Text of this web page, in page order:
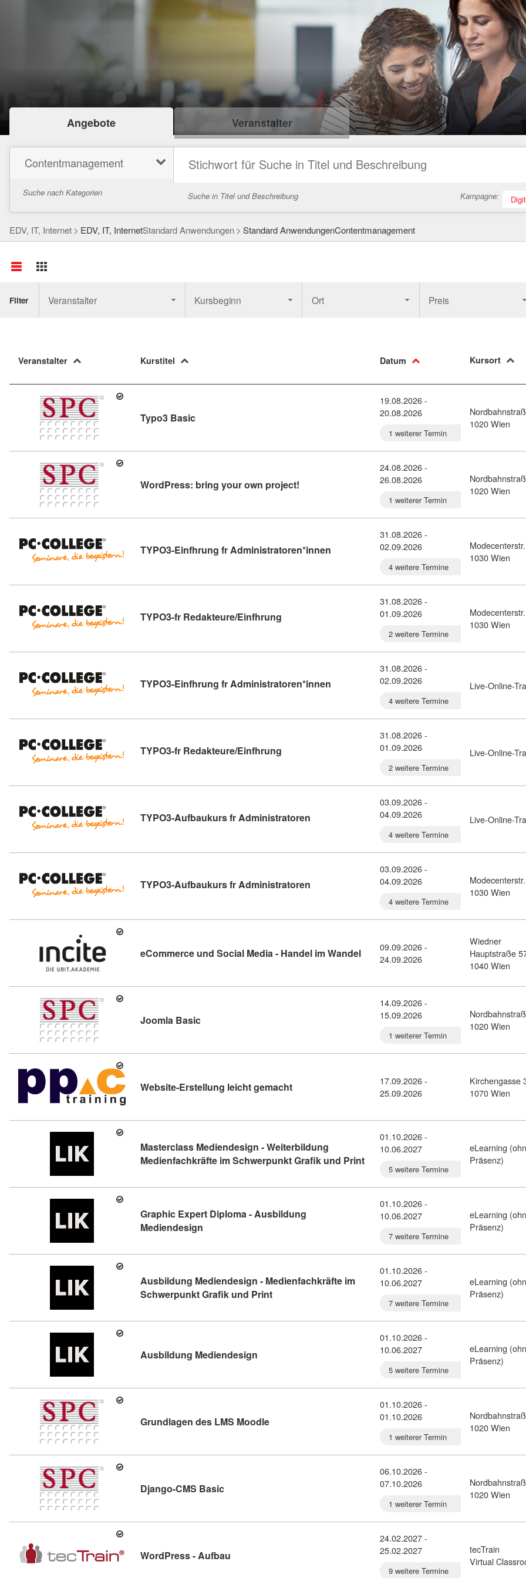
Angebote Veranstalter
Contentmanagement
Suche nach Kategorien Suche in Titel und Beschreibung Kampagne:
EDV, IT, Internet EDV, IT, InternetStandard Anwendungen Standard AnwendungenContentmanagement
Filter Veranstalter Kursbeginn Ort Preis
Veranstalter Kurstitel Datum Kursort
Typo3 BasicKursdetail: Typo3 Basic (10931197)
19.08.2026 -
20.08.2026
1 weiterer Termin
1020 Wien
WordPress: bring your own project! Kursdetail: WordPress: bring your own project!
24.08.2026 -
26.08.2026
1 weiterer Termin
1020 Wien
TYPO3-Einfhrung fr Administratoren*innen Kursdetail: TYPO3-Einfhrung fr
31.08.2026 -
02.09.2026
4 weitere Termine
1030 Wien
TYPO3-fr Redakteure/Einfhrung Kursdetail: TYPO3-fr Redakteure/Einfhrung (10376463)
31.08.2026 -
01.09.2026
2 weitere Termine
1030 Wien
TYPO3-Einfhrung fr Administratoren*innen Kursdetail: TYPO3-Einfhrung fr
31.08.2026 -
02.09.2026
4 weitere Termine
Live-Online-
TYPO3-fr Redakteure/Einfhrung Kursdetail: TYPO3-fr Redakteure/Einfhrung (10376398)
31.08.2026 -
01.09.2026
2 weitere Termine
Live-Online-
TYPO3-Aufbaukurs fr Administratoren Kursdetail: TYPO3-Aufbaukurs fr Administratoren
03.09.2026 -
04.09.2026
4 weitere Termine
Live-Online-
TYPO3-Aufbaukurs fr Administratoren Kursdetail: TYPO3-Aufbaukurs fr Administratoren
03.09.2026 -
04.09.2026
4 weitere Termine
1030 Wien
eCommerce und Social Media - Handel im WandelKursdetail: eCommerce und Social
09.09.2026 -
24.09.2026
Wiedner
Hauptstraße
1040 Wien
Joomla BasicKursdetail: Joomla Basic (10931196)
14.09.2026 -
15.09.2026
1 weiterer Termin
1020 Wien
Website-Erstellung leicht gemachtKursdetail: Website-Erstellung leicht gemacht (6026397)
17.09.2026 -
25.09.2026
Kirchengasse
1070 Wien
Masterclass Mediendesign - Weiterbildung
Medienfachkräfte im Schwerpunkt Grafik und PrintKursdetail: Masterclass Mediendesign
01.10.2026 -
10.06.2027
5 weitere Termine
eLearning
Präsenz)
Graphic Expert Diploma - Ausbildung
Mediendesign Kursdetail: Graphic Expert Diploma - Ausbildung Mediendesign (10444936)
01.10.2026 -
10.06.2027
7 weitere Termine
eLearning
Präsenz)
Ausbildung Mediendesign - Medienfachkräfte im
Schwerpunkt Grafik und PrintKursdetail: Ausbildung Mediendesign - Medienfachkräfte im
01.10.2026 -
10.06.2027
7 weitere Termine
eLearning
Präsenz)
Ausbildung Mediendesign Kursdetail: Ausbildung Mediendesign (1634787)
01.10.2026 -
10.06.2027
5 weitere Termine
eLearning
Präsenz)
Grundlagen des LMS MoodleKursdetail: Grundlagen des LMS Moodle (10931279)
01.10.2026 -
01.10.2026
1 weiterer Termin
1020 Wien
Django-CMS BasicKursdetail: Django-CMS Basic (10931203)
06.10.2026 -
07.10.2026
1 weiterer Termin
1020 Wien
WordPress - Aufbau Kursdetail: WordPress - Aufbau (11393729)
24.02.2027 -
25.02.2027
9 weitere Termine
tecTrain
Virtual